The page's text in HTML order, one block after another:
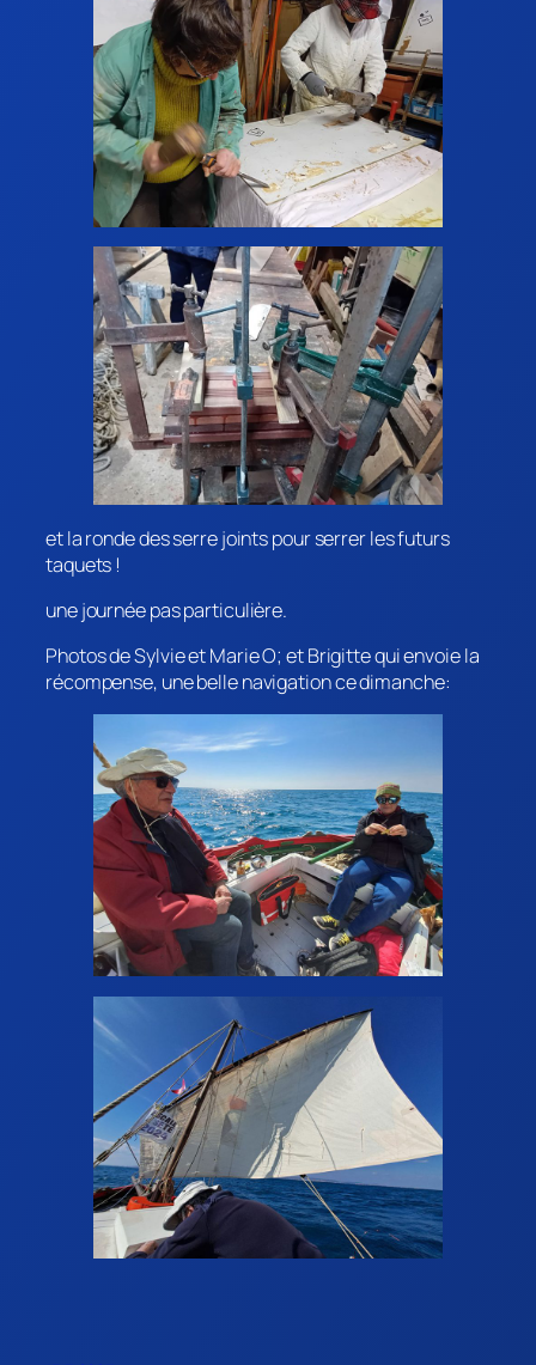
et la ronde des serre joints pour serrer les futurs
taquets !
une journée pas particulière.
Photos de Sylvie et Marie O; et Brigitte qui envoie la
récompense, une belle navigation ce dimanche: